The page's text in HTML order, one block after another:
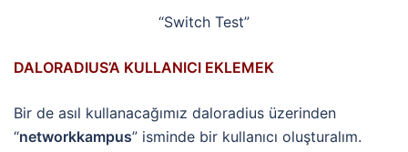
“Switch Test”
DALORADIUS’A KULLANICI EKLEMEK
Bir de asıl kullanacağımız daloradius üzerinden
“networkkampus” isminde bir kullanıcı oluşturalım.